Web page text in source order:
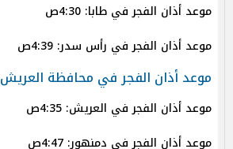
موعد أذان الفجر في طابا: 4:30ص
موعد أذان الفجر في رأس سدر: 4:39ص
موعد أذان الفجر في محافظة العريش
موعد أذان الفجر في العريش: 4:35ص
موعد أذان الفجر في دمنهور: 4:47ص